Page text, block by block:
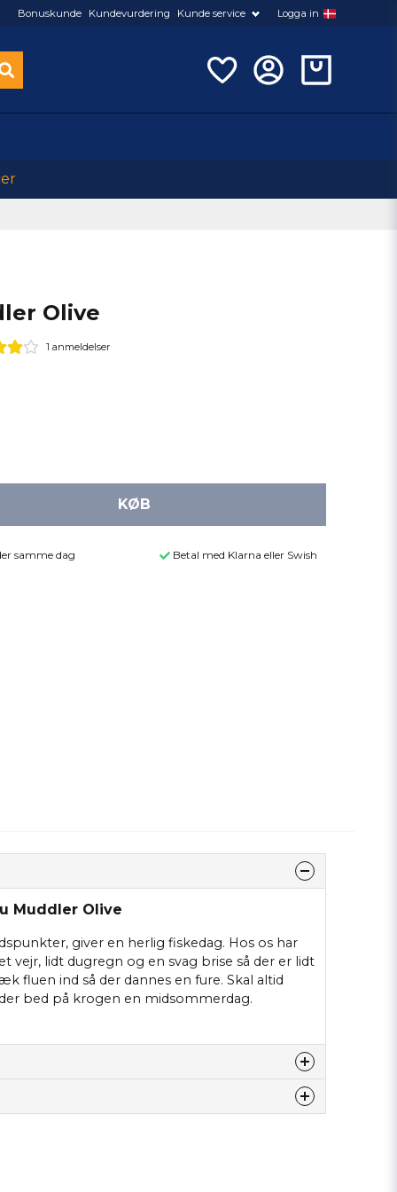
Bonuskunde Kundevurdering Kunde service Logga in
Olive
1 anmeldelser
KØB
samme dag Betal med Klarna eller Swish
Muddler Olive
giver en herlig fiskedag. Hos os har
vejr, lidt dugregn og en svag brise så der er lidt
fluen ind så der dannes en fure. Skal altid
bed på krogen en midsommerdag.